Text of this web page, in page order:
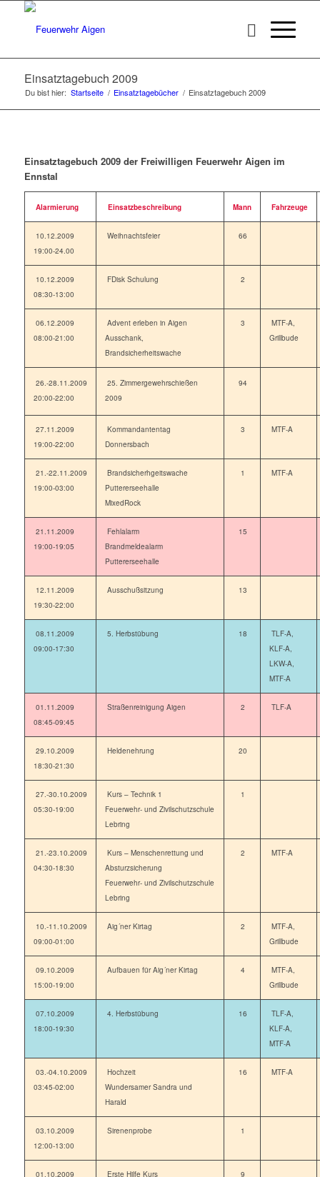
Einsatztagebuch 2009
Du bist hier: Startseite / Einsatztagebücher / Einsatztagebuch 2009
Einsatztagebuch 2009 der Freiwilligen Feuerwehr Aigen im
Ennstal
Alarmierung Einsatzbeschreibung Mann Fahrzeuge
10.12.2009
19:00-24.00
Weihnachtsfeier 66
10.12.2009
08:30-13:00
FDisk Schulung 2
06.12.2009
08:00-21:00
Advent erleben in Aigen
Ausschank,
Brandsicherheitswache
3
MTF-A,
Grillbude
26.-28.11.2009
20:00-22:00
25. Zimmergewehrschießen
2009
94
27.11.2009
19:00-22:00
Kommandantentag
Donnersbach
3 MTF-A
21.-22.11.2009
19:00-03:00
Brandsicherhgeitswache
Puttererseehalle
MixedRock
1 MTF-A
21.11.2009
19:00-19:05
Fehlalarm
Brandmeldealarm
Puttererseehalle
15
12.11.2009
19:30-22:00
Ausschußsitzung 13
08.11.2009
09:00-17:30
5. Herbstübung 18
TLF-A,
KLF-A,
LKW-A,
MTF-A
01.11.2009
08:45-09:45
Straßenreinigung Aigen 2 TLF-A
29.10.2009
18:30-21:30
Heldenehrung 20
27.-30.10.2009
05:30-19:00
Kurs – Technik 1
Feuerwehr- und Zivilschutzschule
Lebring
1
21.-23.10.2009
04:30-18:30
Kurs – Menschenrettung und
Absturzsicherung
Feuerwehr- und Zivilschutzschule
Lebring
2 MTF-A
10.-11.10.2009
09:00-01:00
Aig´ner Kirtag 2
MTF-A,
Grillbude
09.10.2009
15:00-19:00
Aufbauen für Aig´ner Kirtag 4
MTF-A,
Grillbude
07.10.2009
18:00-19:30
4. Herbstübung 16
TLF-A,
KLF-A,
MTF-A
03.-04.10.2009
03:45-02:00
Hochzeit
Wundersamer Sandra und
Harald
16 MTF-A
03.10.2009
12:00-13:00
Sirenenprobe 1
01.10.2009
Erste Hilfe Kurs 9